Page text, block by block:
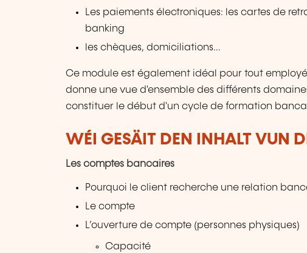
Les paiements électroniques: les cartes de
banking
les chèques, domiciliations...
Ce module est également idéal pour tout
donne une vue d'ensemble des différents
constituer le début d'un cycle de formation
WÉI GESÄIT DEN INHALT VUN
Les comptes bancaires
Pourquoi le client recherche une relation
Le compte
L’ouverture de compte (personnes physiques)
Capacité